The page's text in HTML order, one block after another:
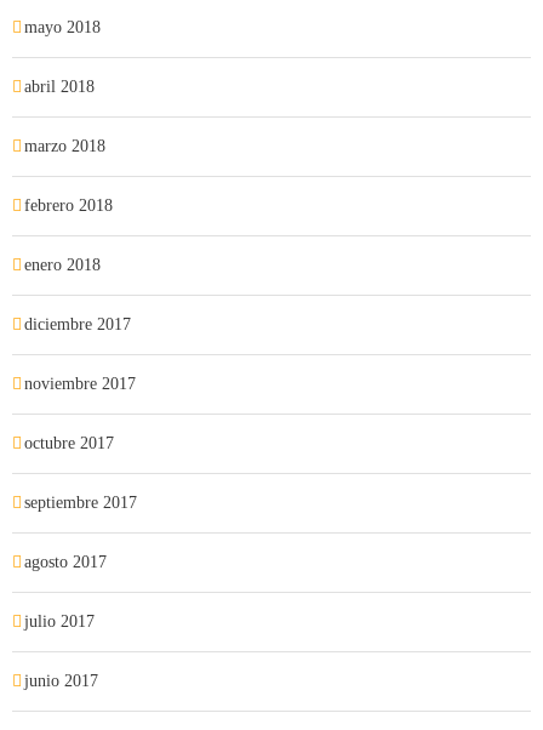
mayo 2018
abril 2018
marzo 2018
febrero 2018
enero 2018
diciembre 2017
noviembre 2017
octubre 2017
septiembre 2017
agosto 2017
julio 2017
junio 2017